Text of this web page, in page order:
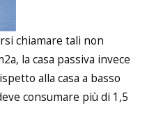
chiamare tali non
la casa passiva invece
alla casa a basso
consumare più di 1,5